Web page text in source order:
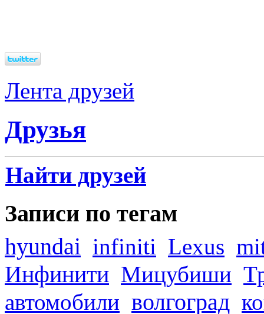
Лента друзей
Друзья
Найти друзей
Записи по тегам
hyundai infiniti Lexus
Инфинити Мицубиши
автомобили волгоград